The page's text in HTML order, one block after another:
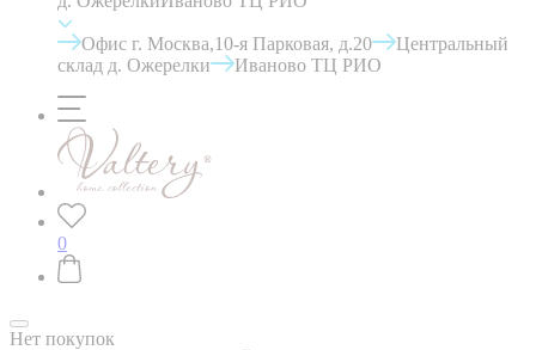
Офис г. Москва,10-я Парковая, д.20
Центральный
склад д. Ожерелки
Иваново ТЦ РИО
0
Нет покупок